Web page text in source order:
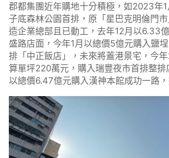
郡都集團近年購地十分積極，如2023年
子底森林公園首排，原「星巴克明倫門
造企業總部且已動工，去年12月以6.33
盛路店面，今年1月以總價5億元購入鹽
排「中正飯店」，未來將蓋港景宅，今
算單坪220萬元，購入瑞豐夜市首排整
以總價6.47億元購入漢神本館成功一路